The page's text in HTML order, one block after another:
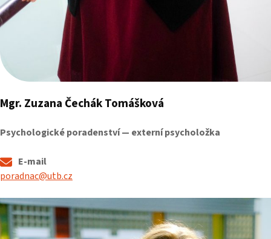
Mgr. Zuzana Čechák Tomášková
Psychologické poradenství — externí psycholožka
E-mail
poradnac@utb.cz